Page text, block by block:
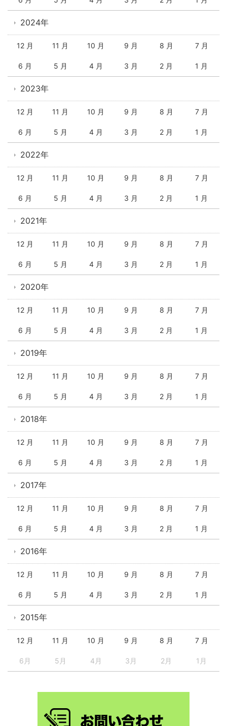
2024年
12 月 11 月 10 月 9 月 8 月 7 月
6 月 5 月 4 月 3 月 2 月 1 月
2023年
12 月 11 月 10 月 9 月 8 月 7 月
6 月 5 月 4 月 3 月 2 月 1 月
2022年
12 月 11 月 10 月 9 月 8 月 7 月
6 月 5 月 4 月 3 月 2 月 1 月
2021年
12 月 11 月 10 月 9 月 8 月 7 月
6 月 5 月 4 月 3 月 2 月 1 月
2020年
12 月 11 月 10 月 9 月 8 月 7 月
6 月 5 月 4 月 3 月 2 月 1 月
2019年
12 月 11 月 10 月 9 月 8 月 7 月
6 月 5 月 4 月 3 月 2 月 1 月
2018年
12 月 11 月 10 月 9 月 8 月 7 月
6 月 5 月 4 月 3 月 2 月 1 月
2017年
12 月 11 月 10 月 9 月 8 月 7 月
6 月 5 月 4 月 3 月 2 月 1 月
2016年
12 月 11 月 10 月 9 月 8 月 7 月
6 月 5 月 4 月 3 月 2 月 1 月
2015年
12 月 11 月 10 月 9 月 8 月 7 月
6月 5月 4月 3月 2月 1月